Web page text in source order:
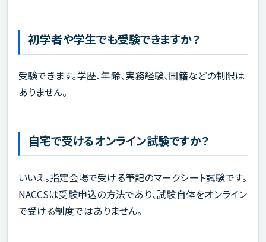
初学者や学生でも受験できますか？
受験できます。学歴、年齢、実務経験、国籍などの制限は
ありません。
自宅で受けるオンライン試験ですか？
いいえ。指定会場で受ける筆記のマークシート試験です。
NACCSは受験申込の方法であり、試験自体をオンライン
で受ける制度ではありません。